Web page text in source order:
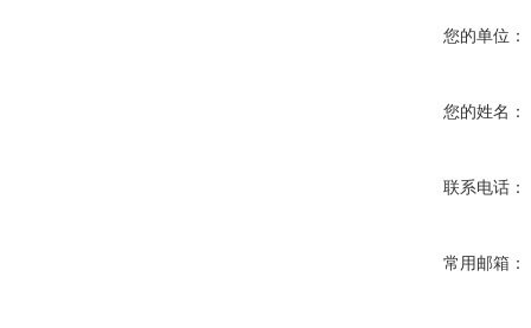
您的单位：
您的姓名：
联系电话：
常用邮箱：